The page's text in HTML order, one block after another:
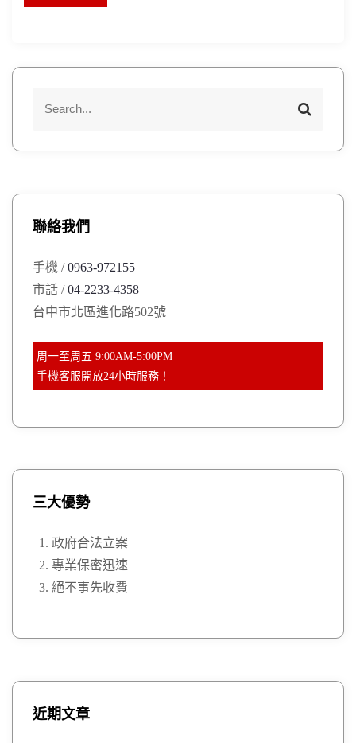
f
:
S
r
聯絡我們
手機 /0963-972155
市話 /04-2233-4358
台中市北區進化路502號
周一至周五 9:00AM-5:00PM
手機客服開放24小時服務！
三大優勢
政府合法立案
專業保密迅速
絕不事先收費
近期文章